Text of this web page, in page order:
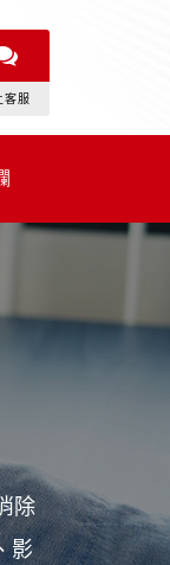
客服
除
影